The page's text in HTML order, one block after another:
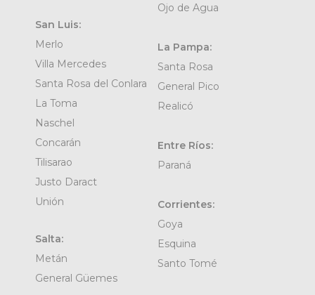
San Luis:
Merlo
Villa Mercedes
Santa Rosa del Conlara
La Toma
Naschel
Concarán
Tilisarao
Justo Daract
Unión
Salta:
Metán
General Güemes
Ojo de Agua
La Pampa:
Santa Rosa
General Pico
Realicó
Entre Ríos:
Paraná
Corrientes:
Goya
Esquina
Santo Tomé